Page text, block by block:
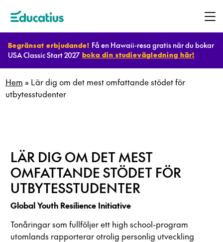
Begränsat erbjudande! Få en Hawaii-resa gratis när du bokar
USA Classic Start 2027 boka din studievägledning här!
Destinationer
ditt
utbyte
Bli
värdfamilj
Hem » Lär dig om det mest omfattande stödet för
utbytesstudenter
LÄR DIG OM DET MEST
OMFATTANDE STÖDET FÖR
UTBYTESSTUDENTER
Global Youth Resilience Initiative
Tonåringar som fullföljer ett high school-program
utomlands rapporterar otrolig personlig utveckling